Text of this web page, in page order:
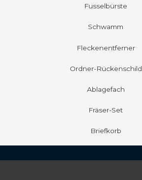
Fusselbürste
Schwamm
Fleckenentferner
Ordner-Rückenschild
Ablagefach
Fräser-Set
Briefkorb